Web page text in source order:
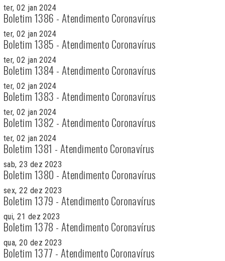
ter, 02 jan 2024
Boletim 1386 - Atendimento Coronavírus
ter, 02 jan 2024
Boletim 1385 - Atendimento Coronavírus
ter, 02 jan 2024
Boletim 1384 - Atendimento Coronavírus
ter, 02 jan 2024
Boletim 1383 - Atendimento Coronavírus
ter, 02 jan 2024
Boletim 1382 - Atendimento Coronavírus
ter, 02 jan 2024
Boletim 1381 - Atendimento Coronavírus
sab, 23 dez 2023
Boletim 1380 - Atendimento Coronavírus
sex, 22 dez 2023
Boletim 1379 - Atendimento Coronavírus
qui, 21 dez 2023
Boletim 1378 - Atendimento Coronavírus
qua, 20 dez 2023
Boletim 1377 - Atendimento Coronavírus